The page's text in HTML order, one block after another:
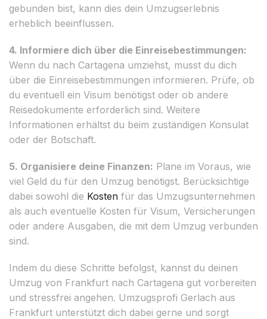
gebunden bist, kann dies dein Umzugserlebnis
erheblich beeinflussen.
4. Informiere dich über die Einreisebestimmungen:
Wenn du nach Cartagena umziehst, musst du dich
über die Einreisebestimmungen informieren. Prüfe, ob
du eventuell ein Visum benötigst oder ob andere
Reisedokumente erforderlich sind. Weitere
Informationen erhältst du beim zuständigen Konsulat
oder der Botschaft.
5. Organisiere deine Finanzen: Plane im Voraus, wie
viel Geld du für den Umzug benötigst. Berücksichtige
dabei sowohl die Kosten für das Umzugsunternehmen
als auch eventuelle Kosten für Visum, Versicherungen
oder andere Ausgaben, die mit dem Umzug verbunden
sind.
Indem du diese Schritte befolgst, kannst du deinen
Umzug von Frankfurt nach Cartagena gut vorbereiten
und stressfrei angehen. Umzugsprofi Gerlach aus
Frankfurt unterstützt dich dabei gerne und sorgt